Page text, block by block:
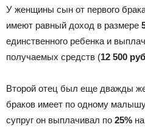
У женщины сын от первого
имеют равный доход в размере
единственного ребенка и
получаемых средств (12 500
Второй отец был еще дважды
браков имеет по одному
супруг он выплачивал по 25%